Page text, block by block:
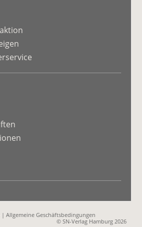
|Allgemeine Geschäftsbedingungen
© SN-Verlag Hamburg 2026